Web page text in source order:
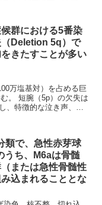
群における5番染
Deletion 5q）で
きたすことが多い
万塩基対）を占める巨
欠失は
、特徴的な泣き声、精
類で、急性赤芽球
うち、M6aは骨髄
または急性骨髄性
込まれることとな